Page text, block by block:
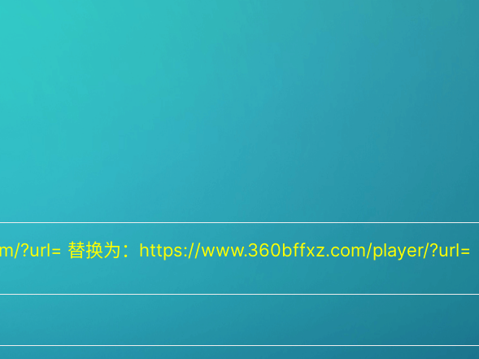
?url= 替换为：https://www.360bffxz.com/player/?url=